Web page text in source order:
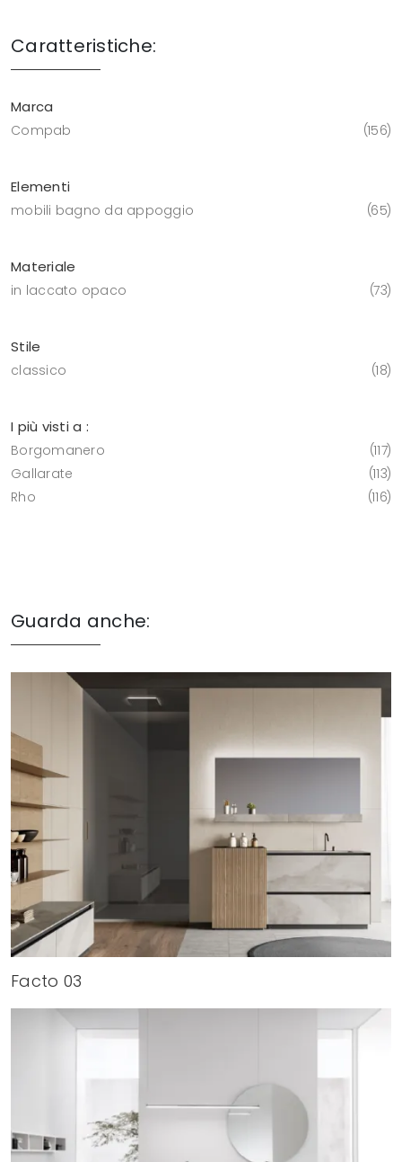
Caratteristiche:
Marca
Compab 156
Elementi
mobili bagno da appoggio 65
Materiale
in laccato opaco 73
Stile
classico 18
I più visti a :
Borgomanero
117
Gallarate
113
Rho
116
Guarda anche:
Facto 03